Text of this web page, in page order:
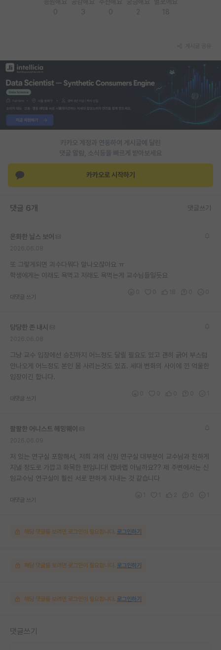
인문사회 계열 게시판
특수/전문대학원 게시판
반도체/AI 게시판
장학금/장학생 게시판
학술 정보 게시판
커리어
유학교육
재팬라운지 🌸
카카오 계정과 연동하여 게시글에 달린
댓글 알람, 소식등을 빠르게 받아보세요
카카오로 시작하기
댓글 6개 댓글쓰기
온화한 닐스 보어
또 그렇게되면 괴수다뭐다 말나오잖아요 ㅠ
학생에게는 이래도 욕먹고 저래도 욕먹는게 교수님들일듯요
대댓글 쓰기
당당한 존 내시
그냥 교수 입장에선 승진까지 어느정도 달릴 필요도 있고 괜히 긁어 부스럼
안나오게 어느정도 본인 몸 사리는것도 있죠. 세대 변화의 사이에 낀 억울한
입장이긴 합니다.
대댓글 쓰기
팔팔한 어니스트 헤밍웨이
저 있는 연구실 포함해서, 저희 과의 신임 연구실 대부분이 교수님과 친하게
지낼 정도로 가깝고 화목한 편입니다! 랩바랩 아닐까요?? 제 주변에서는 신
임교수님 연구실이 훨씬 서로 편하게 지내는 것 같습니다
대댓글 쓰기
해당 댓글을 보려면 로그인이 필요합니다. 로그인하기
해당 댓글을 보려면 로그인이 필요합니다. 로그인하기
해당 댓글을 보려면 로그인이 필요합니다. 로그인하기
댓글쓰기